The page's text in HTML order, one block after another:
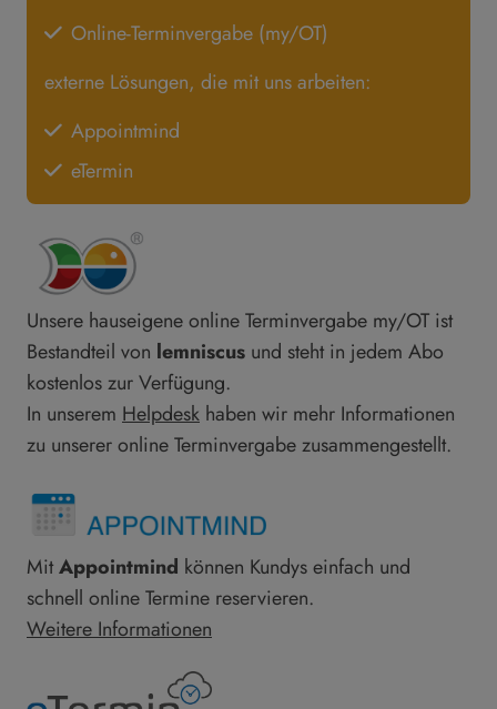
Online-Terminvergabe (my/OT)
externe Lösungen, die mit uns arbeiten:
Appointmind
eTermin
Unsere hauseigene online Terminvergabe my/OT ist
Bestandteil von lemniscus und steht in jedem Abo
kostenlos zur Verfügung.
In unserem Helpdesk haben wir mehr Informationen
zu unserer online Terminvergabe zusammengestellt.
MitAppointmind können Kundys einfach und
schnell online Termine reservieren.
Weitere Informationen